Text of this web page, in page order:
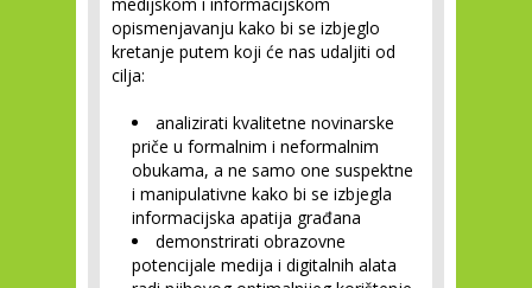
opismenjavanju kako bi se izbjeglo
kretanje putem koji će nas udaljiti od
cilja:
analizirati kvalitetne novinarske
priče u formalnim i neformalnim
obukama, a ne samo one suspektne
i manipulativne kako bi se izbjegla
informacijska apatija građana
demonstrirati obrazovne
potencijale medija i digitalnih alata